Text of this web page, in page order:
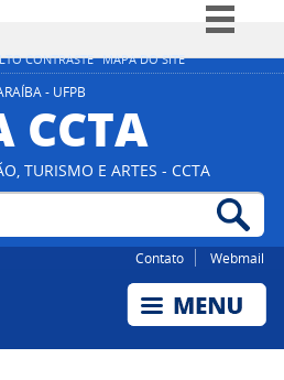
CONTRASTE MAPA DO SITE
Simplifique!
Participe
Acesso à informação
Legislação
- UFPB
CCTA
TURISMO E ARTES - CCTA
Contato Webmail